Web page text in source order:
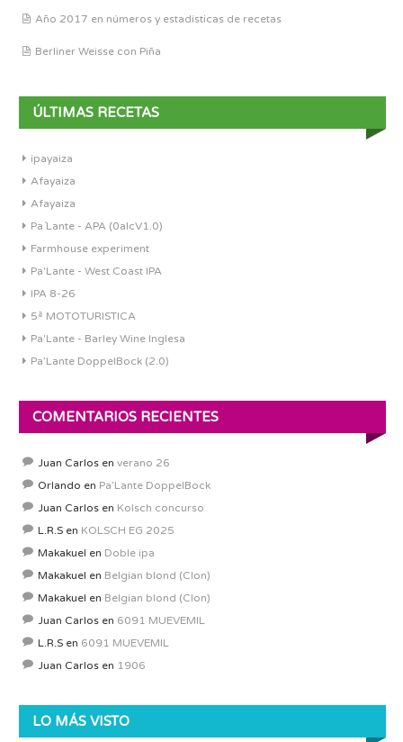
Año 2017 en números y estadísticas de recetas
Berliner Weisse con Piña
ÚLTIMAS RECETAS
ipayaiza
Afayaiza
Afayaiza
Pa´Lante - APA (0alcV1.0)
Farmhouse experiment
Pa'Lante - West Coast IPA
IPA 8-26
5ª MOTOTURISTICA
Pa'Lante - Barley Wine Inglesa
Pa’Lante DoppelBock (2.0)
COMENTARIOS RECIENTES
Juan Carlos en verano 26
Orlando en Pa’Lante DoppelBock
Juan Carlos en Kolsch concurso
L.R.S en KOLSCH EG 2025
Makakuel en Doble ipa
Makakuel en Belgian blond (Clon)
Makakuel en Belgian blond (Clon)
Juan Carlos en 6091 MUEVEMIL
L.R.S en 6091 MUEVEMIL
Juan Carlos en 1906
LO MÁS VISTO